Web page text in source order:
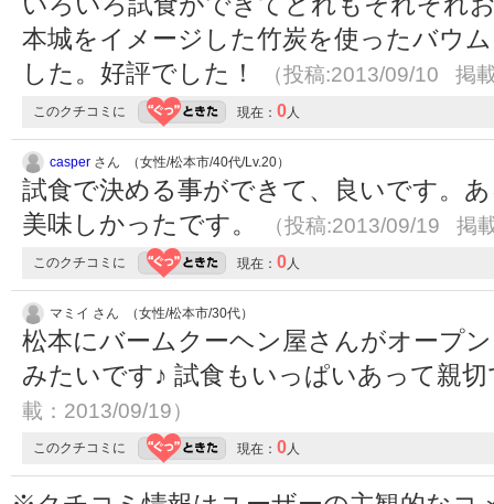
本城をイメージした竹炭を使ったバウ
した。好評でした！
（投稿:2013/09/10 掲
このクチコミに 現在： 0人
casper さん （女性/松本市/40代/Lv.20）
試食で決める事ができて、良いです。
美味しかったです。
（投稿:2013/09/19 掲
このクチコミに 現在： 0人
マミイ さん （女性/松本市/30代）
松本にバームクーヘン屋さんがオープ
みたいです♪ 試食もいっぱいあって親
載：2013/09/19）
このクチコミに 現在： 0人